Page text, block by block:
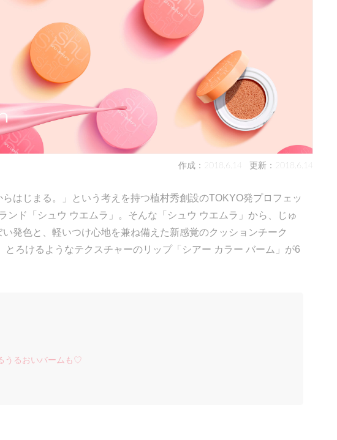
作成：2018.6.14 更新：2018.6.14
はじまる。」という考えを持つ植村秀創設のTOKYO発プロフェッ
ンド「シュウ ウエムラ」。そんな「シュウ ウエムラ」から、じゅ
発色と、軽いつけ心地を兼ね備えた新感覚のクッションチーク
とろけるようなテクスチャーのリップ「シアー カラー バーム」が6
うるおいバームも♡